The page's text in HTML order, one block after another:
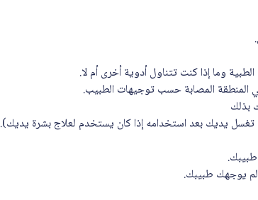
وما إذا كنت تتناول أدوية أخرى أم لا.
المنطقة المصابة حسب توجيهات الطبيب.
بذلك
يديك بعد استخدامه إذا كان يستخدم لعلاج بشرة يديك).
لم يوجهك طبيبك.